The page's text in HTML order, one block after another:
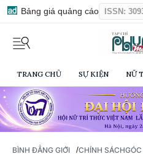
Bảng giá quảng cáo ISSN:
TRANG CHỦ SỰ KIỆN NỮ
BÌNH ĐẲNG GIỚI /CHÍNH SÁCH